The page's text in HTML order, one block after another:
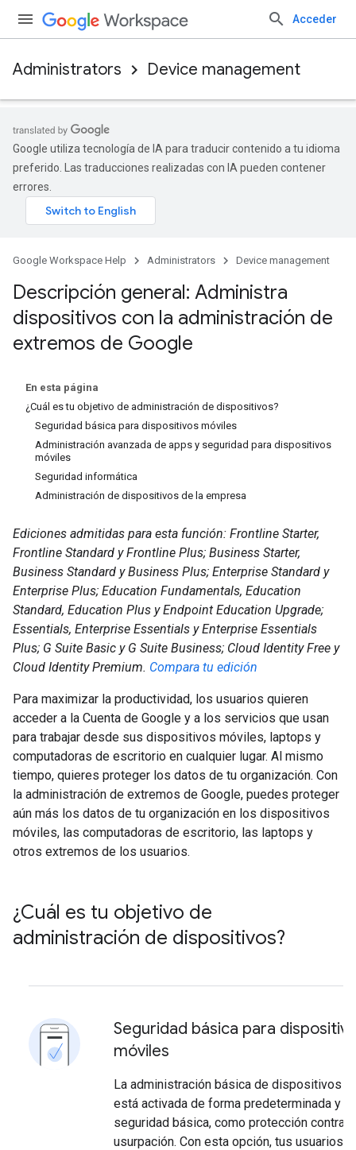
Acceder
Administrators Device management
Google utiliza tecnología de IA para traducir contenido a tu idioma
preferido. Las traducciones realizadas con IA pueden contener
errores.
Google Workspace Help Administrators Device management
Descripción general: Administra
dispositivos con la administración de
extremos de Google
En esta página
¿Cuál es tu objetivo de administración de dispositivos?
Seguridad básica para dispositivos móviles
Administración avanzada de apps y seguridad para dispositivos
móviles
Seguridad informática
Administración de dispositivos de la empresa
Ediciones admitidas para esta función: Frontline Starter,
Frontline Standard y Frontline Plus; Business Starter,
Business Standard y Business Plus; Enterprise Standard y
Enterprise Plus; Education Fundamentals, Education
Standard, Education Plus y Endpoint Education Upgrade;
Essentials, Enterprise Essentials y Enterprise Essentials
Plus; G Suite Basic y G Suite Business; Cloud Identity Free y
Cloud Identity Premium. Compara tu edición
Para maximizar la productividad, los usuarios quieren
acceder a la Cuenta de Google y a los servicios que usan
para trabajar desde sus dispositivos móviles, laptops y
computadoras de escritorio en cualquier lugar. Al mismo
tiempo, quieres proteger los datos de tu organización. Con
la administración de extremos de Google, puedes proteger
aún más los datos de tu organización en los dispositivos
móviles, las computadoras de escritorio, las laptops y
otros extremos de los usuarios.
¿Cuál es tu objetivo de
administración de dispositivos?
Seguridad básica para
móviles
La administración básica de dispositivos
está activada de forma predeterminada y
seguridad básica, como protección contra
usurpación. Con esta opción, tus usuarios